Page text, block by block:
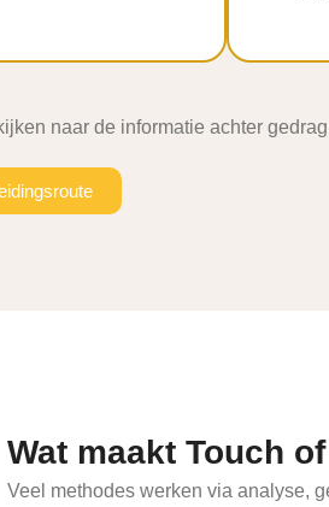
naar de informatie achter
Wat maakt Touch
Veel methodes werken via analyse,